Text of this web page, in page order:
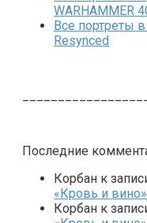
WARHAMMER
Все портреты
Resynced
Последние
Корбан к
«Кровь и вино»
Корбан к